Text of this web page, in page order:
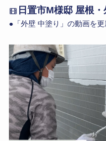
日置市M様邸 屋根
●「外壁 中塗り」の動画を更